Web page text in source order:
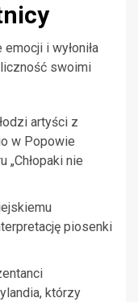
i wyłoniła
swoimi
artyści z
w Popowie
„Chłopaki nie
piosenki
którzy